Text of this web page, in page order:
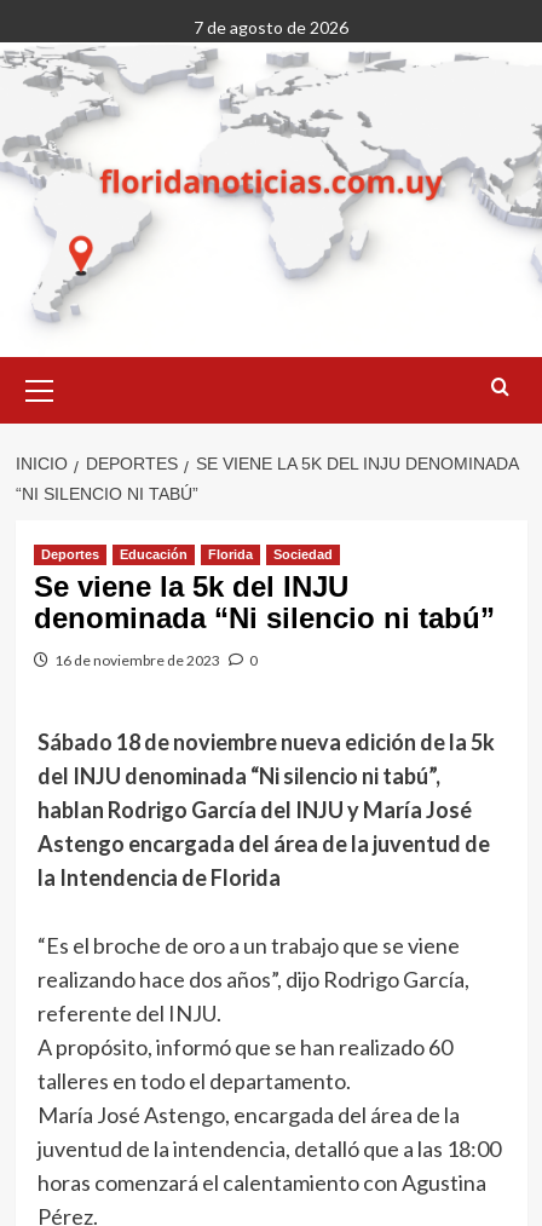
al
contenido
7 de agosto de 2026
primario
INICIO DEPORTES
SE VIENE LA 5K DEL INJU DENOMINADA
“NI SILENCIO NI TABÚ”
Deportes Educación Florida Sociedad
Se viene la 5k del INJU
denominada “Ni silencio ni tabú”
16 de noviembre de 2023 0
Sábado 18 de noviembre nueva edición de la 5k
del INJU denominada “Ni silencio ni tabú”,
hablan Rodrigo García del INJU y María José
Astengo encargada del área de la juventud de
la Intendencia de Florida
“Es el broche de oro a un trabajo que se viene
realizando hace dos años”, dijo Rodrigo García,
referente del INJU.
A propósito, informó que se han realizado 60
talleres en todo el departamento.
María José Astengo, encargada del área de la
juventud de la intendencia, detalló que a las 18:00
horas comenzará el calentamiento con Agustina
Pérez.